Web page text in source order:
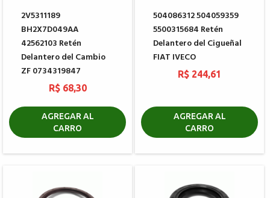
2V5311189
BH2X7D049AA
42562103 Retén
Delantero del Cambio
ZF 0734319847
R$ 68,30
AGREGAR AL
CARRO
504086312 504059359
5500315684 Retén
Delantero del Cigueñal
FIAT IVECO
R$ 244,61
AGREGAR AL
CARRO